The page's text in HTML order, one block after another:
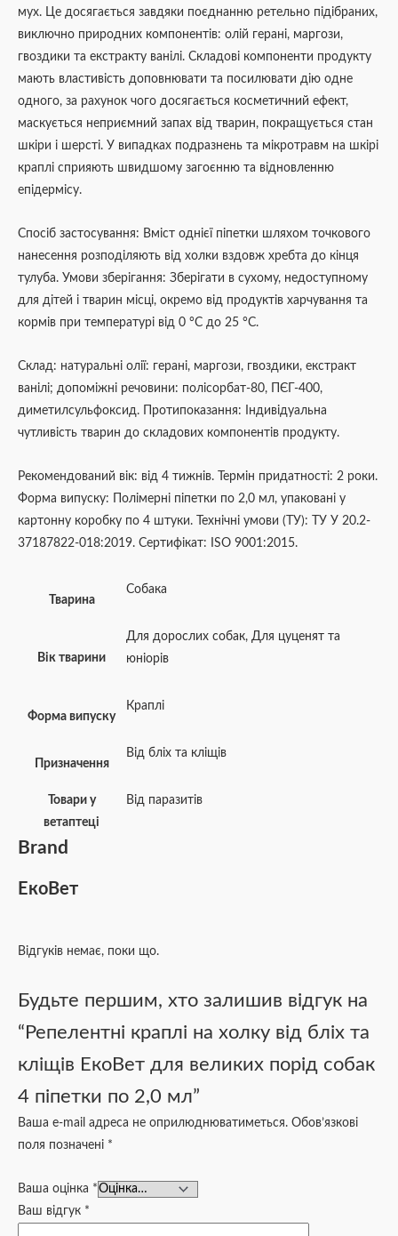
мух. Це досягається завдяки поєднанню ретельно підібраних,
виключно природних компонентів: олій герані, маргози,
гвоздики та екстракту ванілі. Складові компоненти продукту
мають властивість доповнювати та посилювати дію одне
одного, за рахунок чого досягається косметичний ефект,
маскується неприємний запах від тварин, покращується стан
шкіри і шерсті. У випадках подразнень та мікротравм на шкірі
краплі сприяють швидшому загоєнню та відновленню
епідермісу.
Спосіб застосування: Вміст однієї піпетки шляхом точкового
нанесення розподіляють від холки вздовж хребта до кінця
тулуба. Умови зберігання: Зберігати в сухому, недоступному
для дітей і тварин місці, окремо від продуктів харчування та
кормів при температурі від 0 °С до 25 °С.
Склад: натуральні олії: герані, маргози, гвоздики, екстракт
ванілі; допоміжні речовини: полісорбат-80, ПЄГ-400,
диметилсульфоксид. Протипоказання: Індивідуальна
чутливість тварин до складових компонентів продукту.
Рекомендований вік: від 4 тижнів. Термін придатності: 2 роки.
Форма випуску: Полімерні піпетки по 2,0 мл, упаковані у
картонну коробку по 4 штуки. Технічні умови (ТУ): ТУ У 20.2-
37187822-018:2019. Сертифікат: ISO 9001:2015.
Тварина
Собака
Вік тварини
Для дорослих собак, Для цуценят та
юніорів
Форма випуску
Краплі
Призначення
Від бліх та кліщів
Товари у
ветаптеці
Від паразитів
Brand
ЕкоВет
Відгуків немає, поки що.
Будьте першим, хто залишив відгук на
“Репелентні краплі на холку від бліх та
кліщів ЕкоВет для великих порід собак
4 піпетки по 2,0 мл”
Ваша e-mail адреса не оприлюднюватиметься. Обов’язкові
поля позначені *
Ваша оцінка *
Ваш відгук *